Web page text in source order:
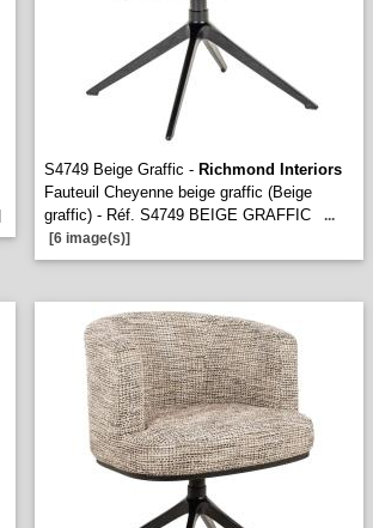
S4749 Beige Graffic - Richmond Interiors
Fauteuil Cheyenne beige graffic (Beige
graffic) - Réf. S4749 BEIGE GRAFFIC
...
[6 image(s)]